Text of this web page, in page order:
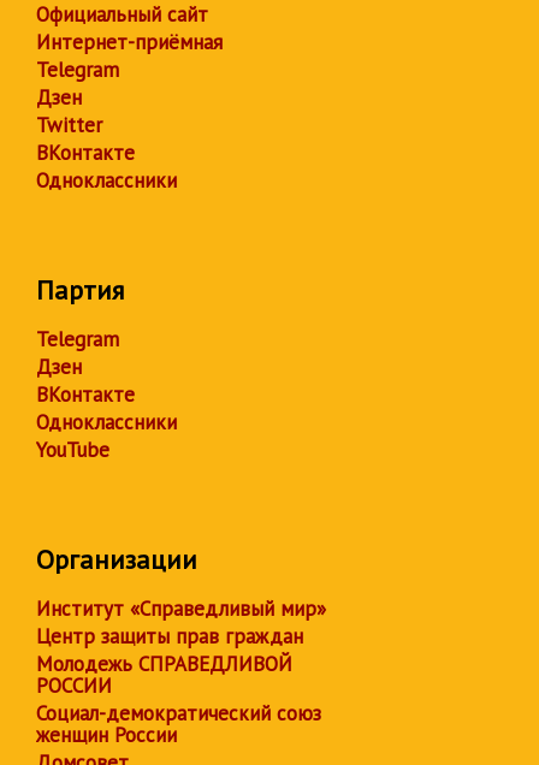
Официальный сайт
Интернет-приёмная
Telegram
Дзен
Twitter
ВКонтакте
Одноклассники
Партия
Telegram
Дзен
ВКонтакте
Одноклассники
YouTube
Организации
Институт «Справедливый мир»
Центр защиты прав граждан
Молодежь СПРАВЕДЛИВОЙ
РОССИИ
Социал-демократический союз
женщин России